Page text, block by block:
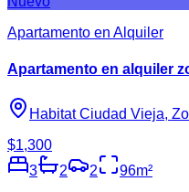
Apartamento en Alquiler
Apartamento en alquiler
Habitat Ciudad Vieja,
$1,300
3
2 2 96m²